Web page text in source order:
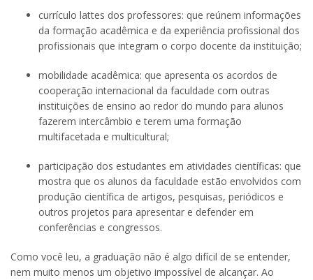
currículo lattes dos professores: que reúnem informações
da formação acadêmica e da experiência profissional dos
profissionais que integram o corpo docente da instituição;
mobilidade acadêmica: que apresenta os acordos de
cooperação internacional da faculdade com outras
instituições de ensino ao redor do mundo para alunos
fazerem intercâmbio e terem uma formação
multifacetada e multicultural;
participação dos estudantes em atividades científicas: que
mostra que os alunos da faculdade estão envolvidos com
produção científica de artigos, pesquisas, periódicos e
outros projetos para apresentar e defender em
conferências e congressos.
Como você leu, a graduação não é algo difícil de se entender,
nem muito menos um objetivo impossível de alcançar. Ao